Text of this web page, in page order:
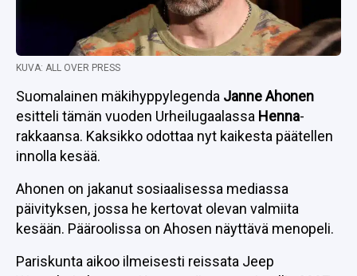
KUVA: ALL OVER PRESS
Suomalainen mäkihyppylegenda Janne Ahonen
esitteli tämän vuoden Urheilugaalassa Henna-
rakkaansa. Kaksikko odottaa nyt kaikesta päätellen
innolla kesää.
Ahonen on jakanut sosiaalisessa mediassa
päivityksen, jossa he kertovat olevan valmiita
kesään. Pääroolissa on Ahosen näyttävä menopeli.
Pariskunta aikoo ilmeisesti reissata Jeep